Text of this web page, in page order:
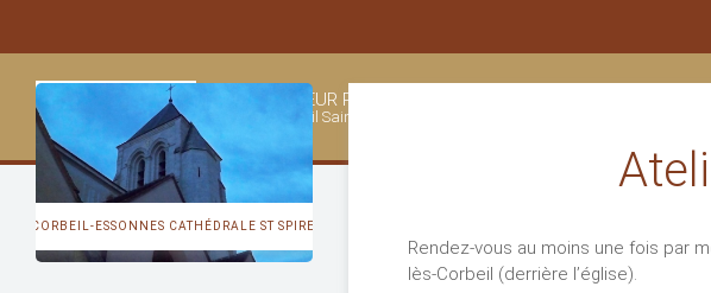
SECTEUR PASTORAL
Corbeil Saint-Germain
Rendez-vous au moins une fois par
lès-Corbeil (derrière l’église).
CORBEIL-ESSONNES CATHÉDRALE ST SPIRE